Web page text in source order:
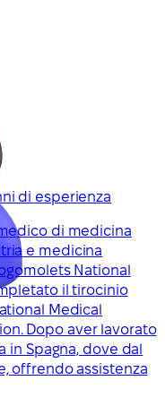
di esperienza
di medicina
e medicina
National
il tirocinio
Medical
Dopo aver lavorato
in Spagna, dove dal
offrendo assistenza